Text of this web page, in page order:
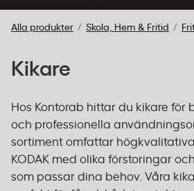
Alla produkter Skola, Hem & Fritid
Kikare
Hos Kontorab hittar du kikare för
och professionella
sortiment omfattar
KODAK med olika förstoringar
som passar dina behov. Våra